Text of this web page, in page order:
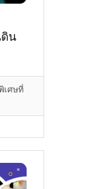
ดิน
า
ม3
เศษที่